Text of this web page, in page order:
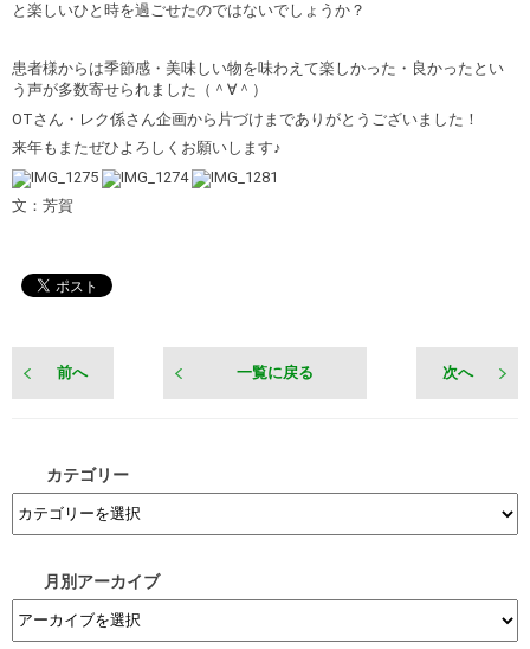
と楽しいひと時を過ごせたのではないでしょうか？
患者様からは季節感・美味しい物を味わえて楽しかった・良かったとい
う声が多数寄せられました（＾∀＾）
OTさん・レク係さん企画から片づけまでありがとうございました！
来年もまたぜひよろしくお願いします♪
文：芳賀
前へ 次へ
一覧に戻る
カテゴリー
月別アーカイブ